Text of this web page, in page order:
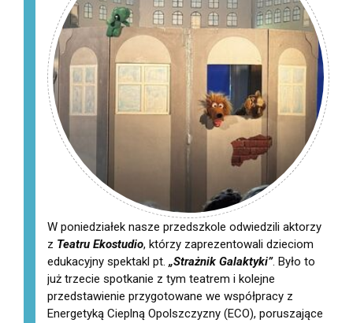
W poniedziałek nasze przedszkole odwiedzili aktorzy
z Teatru Ekostudio, którzy zaprezentowali dzieciom
edukacyjny spektakl pt. „Strażnik Galaktyki”. Było to
już trzecie spotkanie z tym teatrem i kolejne
przedstawienie przygotowane we współpracy z
Energetyką Cieplną Opolszczyzny (ECO), poruszające